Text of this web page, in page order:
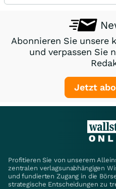
Abonnieren Sie unsere
und verpassen Sie
Jetzt
Profitieren Sie von unserem
zentralen verlagsunabhängigen
und fundierten Zugang in die
strategische Entscheidungen zu